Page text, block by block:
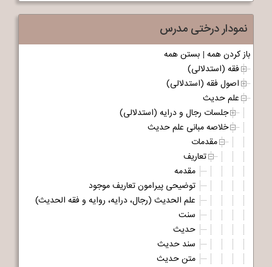
نمودار درختی مدرس
باز کردن همه | بستن همه
فقه (استدلالی)
اصول فقه (استدلالی)
علم حدیث
جلسات رجال و درایه (استدلالی)
خلاصه مبانی علم حدیث
مقدمات
تعاریف
مقدمه
توضیحی پیرامون تعاریف موجود
علم الحدیث (رجال، درایه، روایه و فقه الحدیث)
سنت
حدیث
سند حدیث
متن حدیث